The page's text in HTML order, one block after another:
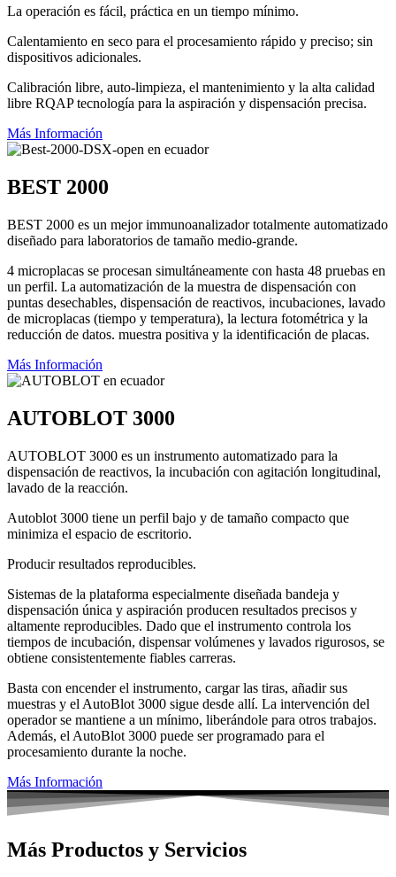
La operación es fácil, práctica en un tiempo mínimo.
Calentamiento en seco para el procesamiento rápido y preciso; sin
dispositivos adicionales.
Calibración libre, auto-limpieza, el mantenimiento y la alta calidad
libre RQAP tecnología para la aspiración y dispensación precisa.
Más Información
BEST 2000
BEST 2000 es un mejor immunoanalizador totalmente automatizado
diseñado para laboratorios de tamaño medio-grande.
4 microplacas se procesan simultáneamente con hasta 48 pruebas en
un perfil. La automatización de la muestra de dispensación con
puntas desechables, dispensación de reactivos, incubaciones, lavado
de microplacas (tiempo y temperatura), la lectura fotométrica y la
reducción de datos. muestra positiva y la identificación de placas.
Más Información
AUTOBLOT 3000
AUTOBLOT 3000 es un instrumento automatizado para la
dispensación de reactivos, la incubación con agitación longitudinal,
lavado de la reacción.
Autoblot 3000 tiene un perfil bajo y de tamaño compacto que
minimiza el espacio de escritorio.
Producir resultados reproducibles.
Sistemas de la plataforma especialmente diseñada bandeja y
dispensación única y aspiración producen resultados precisos y
altamente reproducibles. Dado que el instrumento controla los
tiempos de incubación, dispensar volúmenes y lavados rigurosos, se
obtiene consistentemente fiables carreras.
Basta con encender el instrumento, cargar las tiras, añadir sus
muestras y el AutoBlot 3000 sigue desde allí. La intervención del
operador se mantiene a un mínimo, liberándole para otros trabajos.
Además, el AutoBlot 3000 puede ser programado para el
procesamiento durante la noche.
Más Información
Más Productos y Servicios